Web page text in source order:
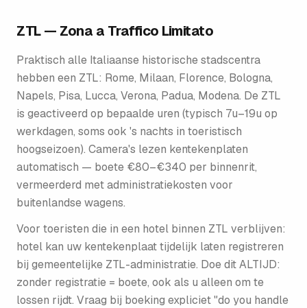
ZTL — Zona a Traffico Limitato
Praktisch alle Italiaanse historische stadscentra
hebben een ZTL: Rome, Milaan, Florence, Bologna,
Napels, Pisa, Lucca, Verona, Padua, Modena. De ZTL
is geactiveerd op bepaalde uren (typisch 7u–19u op
werkdagen, soms ook 's nachts in toeristisch
hoogseizoen). Camera's lezen kentekenplaten
automatisch — boete €80–€340 per binnenrit,
vermeerderd met administratiekosten voor
buitenlandse wagens.
Voor toeristen die in een hotel binnen ZTL verblijven:
hotel kan uw kentekenplaat tijdelijk laten registreren
bij gemeentelijke ZTL-administratie. Doe dit ALTIJD:
zonder registratie = boete, ook als u alleen om te
lossen rijdt. Vraag bij boeking expliciet "do you handle